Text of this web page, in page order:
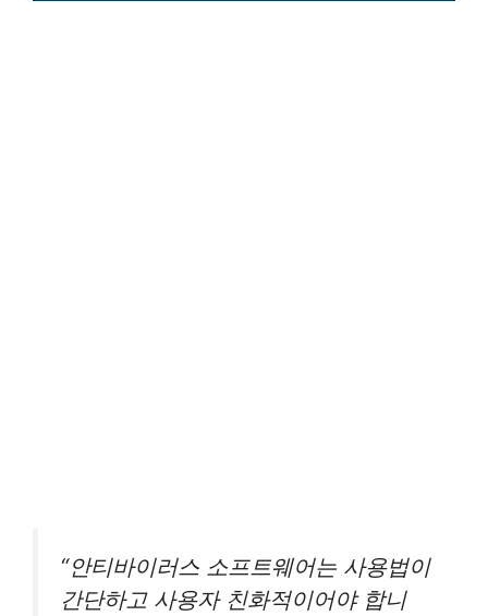
“안티바이러스 소프트웨어는 사용법이
간단하고 사용자 친화적이어야 합니